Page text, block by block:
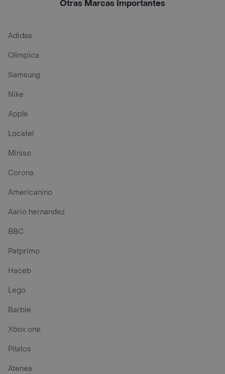
Otras Marcas Importantes
Adidas
Olimpica
Samsung
Nike
Apple
Locatel
Miniso
Corona
Americanino
Aario hernandez
BBC
Patprimo
Haceb
Lego
Barbie
Xbox one
Pilatos
Atenea